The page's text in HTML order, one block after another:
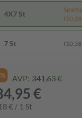
4X7 St
(10,18
7 St (10,58
AVP: 341,63 €
€
€ / 1 St